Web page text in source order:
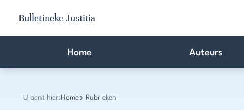
Bulletineke Justitia
Home Auteurs
U bent hier: Home Rubrieken